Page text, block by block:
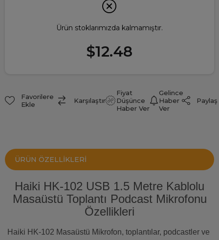
Ürün stoklarımızda kalmamıştır.
$12.48
Favorilere
Ekle
Karşılaştır
Fiyat
Düşünce
Haber Ver
Gelince
Haber
Ver
Paylaş
ÜRÜN ÖZELLIKLERI
Haiki HK-102 USB 1.5 Metre Kablolu
Masaüstü Toplantı Podcast Mikrofonu
Özellikleri
Haiki HK-102 Masaüstü Mikrofon, toplantılar, podcastler ve